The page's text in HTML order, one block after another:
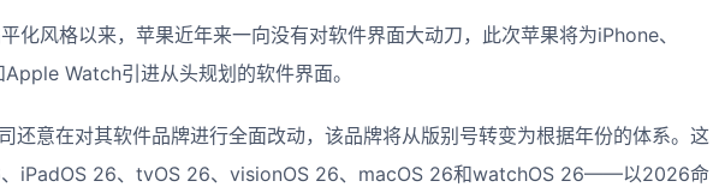
化风格以来，苹果近年来一向没有对软件界面大动刀，此次苹果将为iPhone、
Watch引进从头规划的软件界面。
还意在对其软件品牌进行全面改动，该品牌将从版别号转变为根据年份的体系。这
、iPadOS 26、tvOS 26、visionOS 26、macOS 26和watchOS 26——以2026命